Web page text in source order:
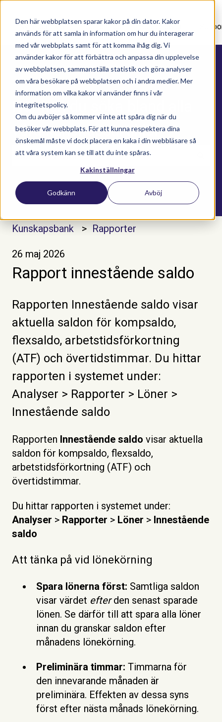
Den här webbplatsen sparar kakor på din dator. Kakor
används för att samla in information om hur du interagerar
med vår webbplats samt för att komma ihåg dig. Vi
använder kakor för att förbättra och anpassa din upplevelse
av webbplatsen, sammanställa statistik och göra analyser
om våra besökare på webbplatsen och i andra medier. Mer
information om vilka kakor vi använder finns i vår
integritetspolicy.
Om du avböjer så kommer vi inte att spåra dig när du
besöker vår webbplats. För att kunna respektera dina
önskemål måste vi dock placera en kaka i din webbläsare så
att våra system kan se till att du inte spåras.
Kakinställningar
Godkänn Avböj
Nyhetsartiklar Utbildningar Supportavtal
Här kan du söka bland alla
våra kunskapsartiklar
Det finns inga förslag eftersom sökfältet är
Kunskapsbank Rapporter
26 maj 2026
Rapport innestående saldo
Rapporten Innestående saldo visar
aktuella saldon för kompsaldo,
flexsaldo, arbetstidsförkortning
(ATF) och övertidstimmar. Du hittar
rapporten i systemet under:
Analyser > Rapporter > Löner >
Innestående saldo
Rapporten Innestående saldo visar aktuella
saldon för kompsaldo, flexsaldo,
arbetstidsförkortning (ATF) och
övertidstimmar.
Du hittar rapporten i systemet under:
Analyser > Rapporter > Löner > Innestående
saldo
Att tänka på vid lönekörning
Spara lönerna först: Samtliga saldon
visar värdet efterden senast sparade
lönen. Se därför till att spara alla löner
innan du granskar saldon efter
månadens lönekörning.
Preliminära timmar: Timmarna för
den innevarande månaden är
preliminära. Effekten av dessa syns
först efter nästa månads lönekörning.